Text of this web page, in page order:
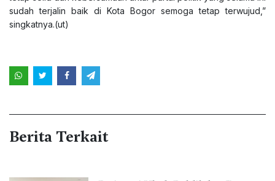
sudah terjalin baik di Kota Bogor semoga tetap terwujud,”
singkatnya.(ut)
Berita Terkait